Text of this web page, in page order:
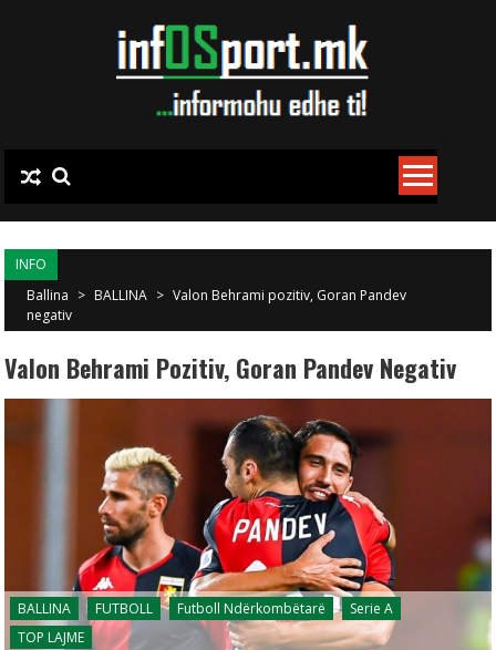
INFO
Ballina > BALLINA > Valon Behrami pozitiv, Goran Pandev
negativ
Valon Behrami Pozitiv, Goran Pandev Negativ
BALLINA FUTBOLL Futboll Ndërkombëtarë
Serie A
TOP LAJME